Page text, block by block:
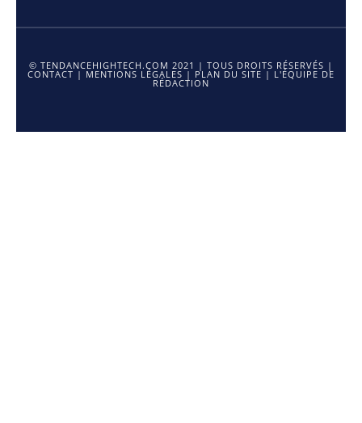
© TENDANCEHIGHTECH.COM 2021 | TOUS DROITS RÉSERVÉS |
CONTACT | MENTIONS LÉGALES | PLAN DU SITE | L'ÉQUIPE DE
RÉDACTION